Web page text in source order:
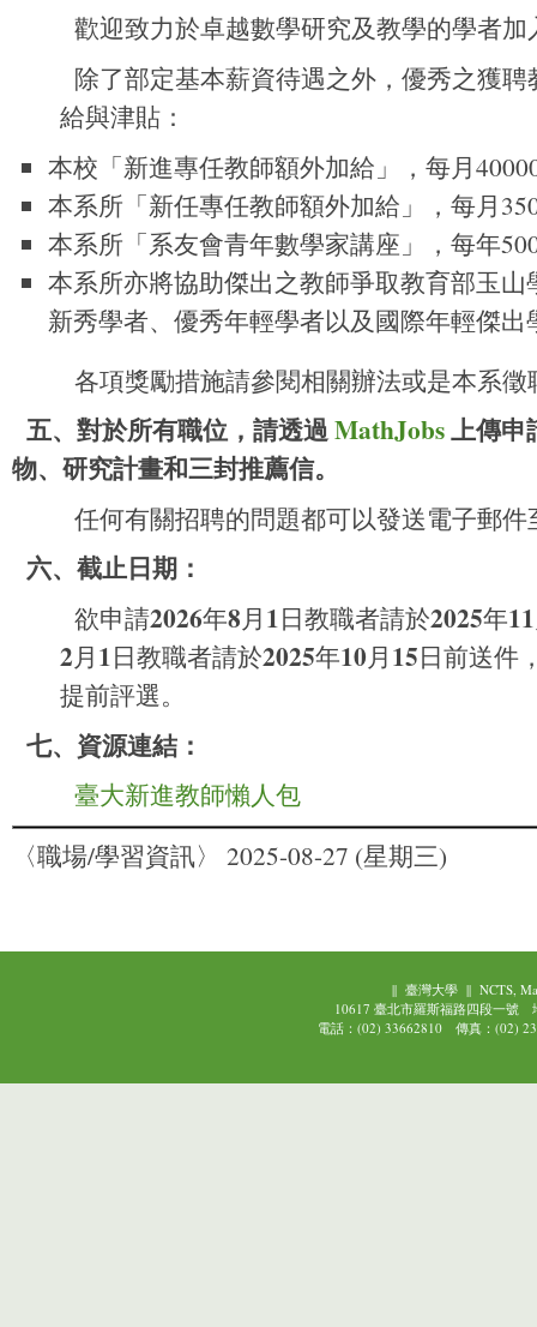
歡迎致力於卓越數學研究及教學的學者加
除了部定基本薪資待遇之外，優秀之獲
給與津貼：
本校「新進專任教師額外加給」，每月
本系所「新任專任教師額外加給」，每月
本系所「系友會青年數學家講座」，每年
本系所亦將協助傑出之教師爭取教育部玉
新秀學者、優秀年輕學者以及國際年輕傑出
各項獎勵措施請參閱相關辦法或是本系徵
五、對於所有職位，請透過MathJobs上傳申
物、研究計畫和三封推薦信。
任何有關招聘的問題都可以發送電子郵
六、截止日期：
欲申請2026年8月1日教職者請於2025年11
2月1日教職者請於2025年10月15日前送件
提前評選。
七、資源連結：
臺大新進教師懶人包
〈職場/學習資訊〉 2025-08-27 (星期三)
|| 臺灣大學|| NCTS,
10617 臺北市羅斯福路四段一號
電話：(02) 33662810 傳真：(02)